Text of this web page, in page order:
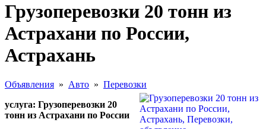
Грузоперевозки 20 тонн из
Астрахани по России,
Астрахань
Объявления » Авто » Перевозки
услуга: Грузоперевозки 20
тонн из Астрахани по России